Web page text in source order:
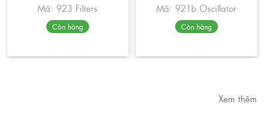
Mã: 923 Filters
Còn hàng
Mã: 921b Oscillator
Còn hàng
Xem thêm